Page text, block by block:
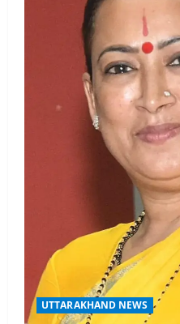
UTTARAKHAND NEWS